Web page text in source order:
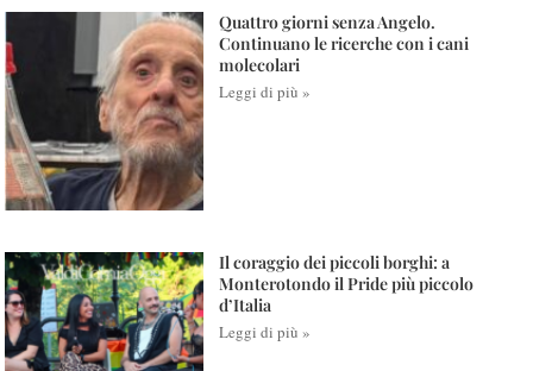
Quattro giorni senza Angelo.
Continuano le ricerche con i cani
molecolari
Leggi di più »
Il coraggio dei piccoli borghi: a
Monterotondo il Pride più piccolo
d’Italia
Leggi di più »